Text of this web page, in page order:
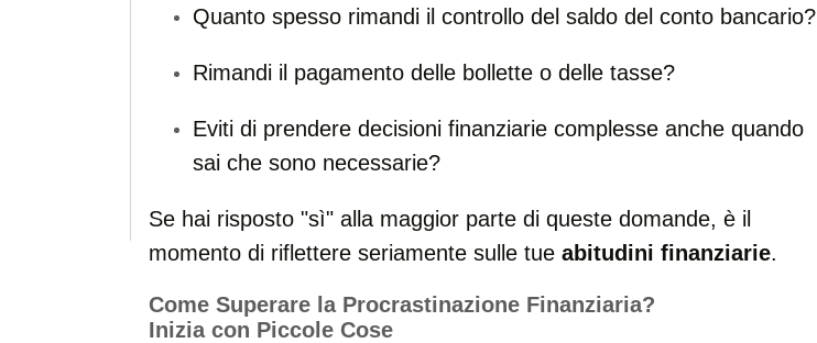
Quanto spesso rimandi il controllo del saldo del conto bancario?
Rimandi il pagamento delle bollette o delle tasse?
Eviti di prendere decisioni finanziarie complesse anche quando
sai che sono necessarie?
Se hai risposto "sì" alla maggior parte di queste domande, è il
momento di riflettere seriamente sulle tue abitudini finanziarie.
Come Superare la Procrastinazione Finanziaria?
Inizia con Piccole Cose